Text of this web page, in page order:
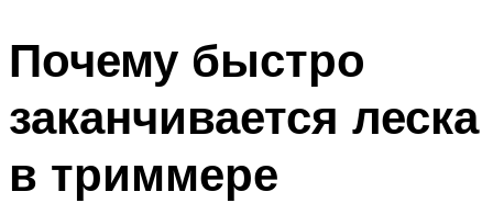
Почему быстро
заканчивается леска
в триммере